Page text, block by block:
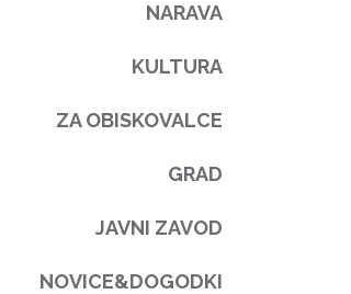
NARAVA
KULTURA
ZA OBISKOVALCE
GRAD
JAVNI ZAVOD
NOVICE&DOGODKI